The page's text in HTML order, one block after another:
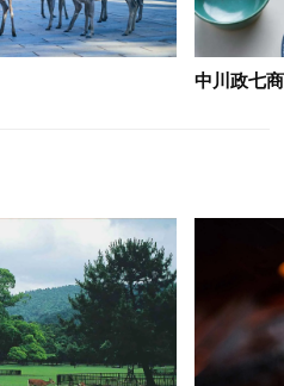
中川政七